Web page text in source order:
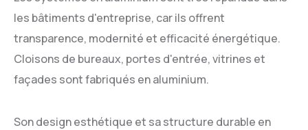
les bâtiments d'entreprise, car ils offrent
transparence, modernité et efficacité énergétique.
Cloisons de bureaux, portes d'entrée, vitrines et
façades sont fabriqués en aluminium.
Son design esthétique et sa structure durable en